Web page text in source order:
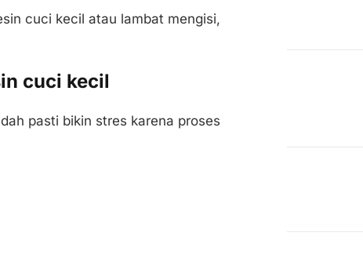
cuci kecil atau lambat mengisi,
cuci kecil
pasti bikin stres karena proses